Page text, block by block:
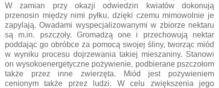
W zamian przy okazji odwiedzin kwiatów dokonują
przenosin między nimi pyłku, dzięki czemu mimowolnie je
zapylają. Owadami wyspecjalizowanymi w zbiorze nektaru
są m.in. pszczoły. Gromadzą one i przechowują nektar
poddając go obróbce za pomocą swojej śliny, tworząc miód
w wyniku procesu dojrzewania takiej mieszaniny. Stanowi
on wysokoenergetyczne pożywienie, podbierane pszczołom
także przez inne zwierzęta. Miód jest pożywieniem
cenionym także przez ludzi. W celu zwiększenia jego